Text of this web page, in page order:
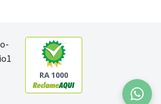
RA 1000